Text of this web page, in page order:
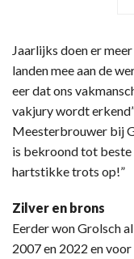
Jaarlijks doen er
landen mee aan de
eer dat ons
vakjury wordt
Meesterbrouwer bij
is bekroond tot
hartstikke trots op!”
Zilver en brons
Eerder won Grolsch
2007 en 2022 en